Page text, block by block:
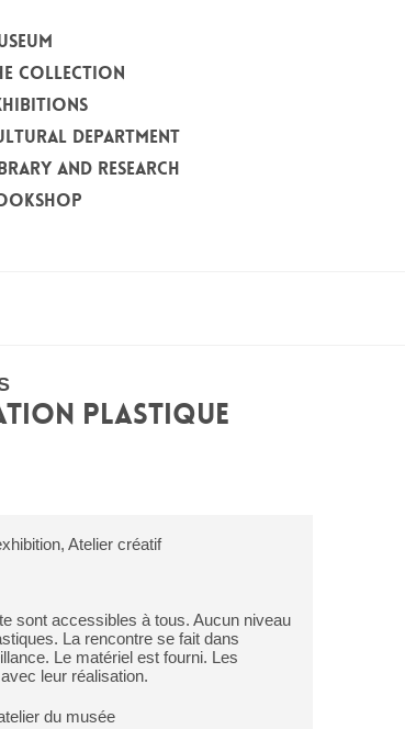
COLLECTION
DEPARTMENT
AND RESEARCH
PLASTIQUE
Atelier créatif
sont accessibles à tous. Aucun niveau
La rencontre se fait dans
Le matériel est fourni. Les
leur réalisation.
du musée